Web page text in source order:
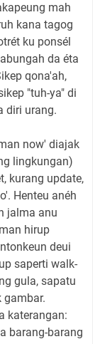
mah
kana tagog
ku ponsél
da éta
qona'ah,
"tuh-ya" di
diri urang.
now' diajak
lingkungan)
kurang update,
Henteu anéh
jalma anu
hirup
deui
saperti walk-
gula, sapatu
gambar.
katerangan:
barang-barang